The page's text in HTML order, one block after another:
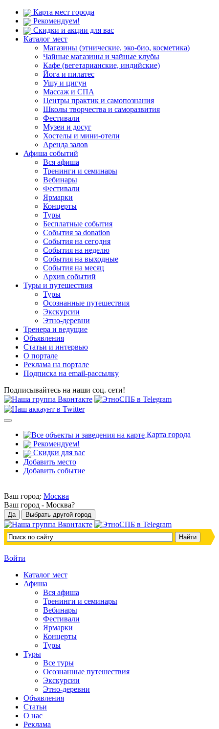
Карта мест города
Рекомендуем!
Скидки и акции для вас
Каталог мест
Магазины (этнические, эко-био, косметика)
Чайные магазины и чайные клубы
Кафе (вегетарианские, индийские)
Йога и пилатес
Ушу и цигун
Массаж и СПА
Центры практик и самопознания
Школы творчества и саморазвития
Фестивали
Музеи и досуг
Хостелы и мини-отели
Аренда залов
Афиша событий
Вся афиша
Тренинги и семинары
Вебинары
Фестивали
Ярмарки
Концерты
Туры
Бесплатные события
События за donation
События на сегодня
События на неделю
События на выходные
События на месяц
Архив событий
Туры и путешествия
Туры
Осознанные путешествия
Экскурсии
Этно-деревни
Тренера и ведущие
Объявления
Статьи и интервью
О портале
Реклама на портале
Подписка на email-рассылку
Подписывайтесь на наши соц. сети!
Карта города
Рекомендуем!
Скидки для вас
Добавить место
Добавить событие
Ваш город: Москва
Ваш город - Москва?
Войти
Каталог мест
Афиша
Вся афиша
Тренинги и семинары
Вебинары
Фестивали
Ярмарки
Концерты
Туры
Туры
Все туры
Осознанные путешествия
Экскурсии
Этно-деревни
Объявления
Статьи
О нас
Реклама